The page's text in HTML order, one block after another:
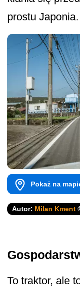
prostu Japonia.
Pokaż na
Autor: Milan Kment
To traktor, ale